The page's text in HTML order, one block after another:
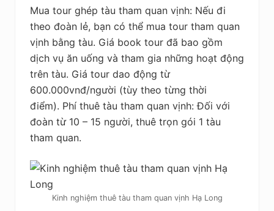
Mua tour ghép tàu tham quan vịnh: Nếu đi
theo đoàn lẻ, bạn có thể mua tour tham quan
vịnh bằng tàu. Giá book tour đã bao gồm
dịch vụ ăn uống và tham gia những hoạt động
trên tàu. Giá tour dao động từ
600.000vnđ/người (tùy theo từng thời
điểm). Phí thuê tàu tham quan vịnh: Đối với
đoàn từ 10 – 15 người, thuê trọn gói 1 tàu
tham quan.
Kinh nghiệm thuê tàu tham quan vịnh Hạ Long